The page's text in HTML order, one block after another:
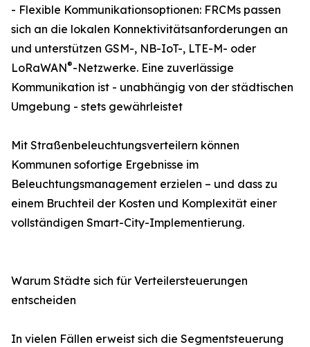
- Flexible Kommunikationsoptionen: FRCMs passen
sich an die lokalen Konnektivitätsanforderungen an
und unterstützen GSM-, NB-IoT-, LTE-M- oder
LoRaWAN®-Netzwerke. Eine zuverlässige
Kommunikation ist - unabhängig von der städtischen
Umgebung - stets gewährleistet
Mit Straßenbeleuchtungsverteilern können
Kommunen sofortige Ergebnisse im
Beleuchtungsmanagement erzielen – und dass zu
einem Bruchteil der Kosten und Komplexität einer
vollständigen Smart-City-Implementierung.
Warum Städte sich für Verteilersteuerungen
entscheiden
In vielen Fällen erweist sich die Segmentsteuerung